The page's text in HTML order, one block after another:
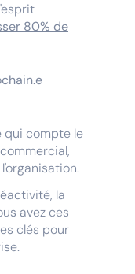
80% de
qui compte le
la
avez ces
clés pour